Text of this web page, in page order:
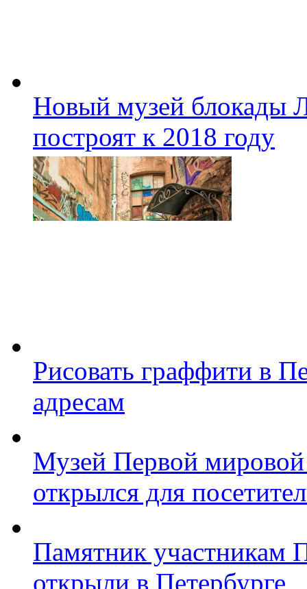
Новый музей блокады
построят к 2018 году
Рисовать граффити в
адресам
Музей Первой
открылся для
Памятник участникам
открыли в Петербурге